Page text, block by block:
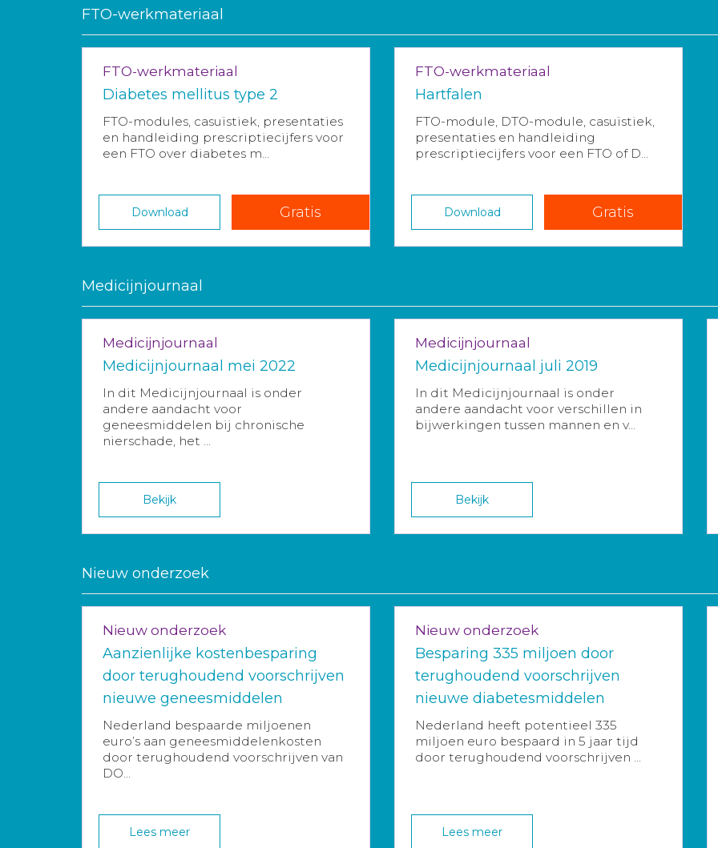
FTO-werkmateriaal
FTO-werkmateriaal
Diabetes mellitus type 2
FTO-modules, casuïstiek, presentaties
en handleiding prescriptiecijfers voor
een FTO over diabetes m...
Download Gratis
FTO-werkmateriaal
Hartfalen
FTO-module, DTO-module, casuïstiek,
presentaties en handleiding
prescriptiecijfers voor een FTO of D...
Download Gratis
Medicijnjournaal
Medicijnjournaal
Medicijnjournaal mei 2022
In dit Medicijnjournaal is onder
andere aandacht voor
geneesmiddelen bij chronische
nierschade, het ...
Bekijk
Medicijnjournaal
Medicijnjournaal juli 2019
In dit Medicijnjournaal is onder
andere aandacht voor verschillen in
bijwerkingen tussen mannen en v...
Bekijk
Nieuw onderzoek
Nieuw onderzoek
Aanzienlijke kostenbesparing
door terughoudend voorschrijven
nieuwe geneesmiddelen
Nederland bespaarde miljoenen
euro’s aan geneesmiddelenkosten
door terughoudend voorschrijven van
DO...
Lees meer
Nieuw onderzoek
Besparing 335 miljoen door
terughoudend voorschrijven
nieuwe diabetesmiddelen
Nederland heeft potentieel 335
miljoen euro bespaard in 5 jaar tijd
door terughoudend voorschrijven ...
Lees meer